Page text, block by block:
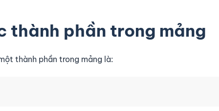
thành phần trong mảng
thành phần trong mảng là: